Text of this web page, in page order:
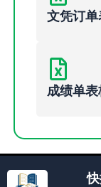
文凭订单
成绩单